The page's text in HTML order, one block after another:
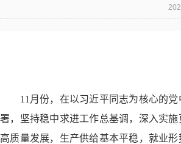
11 月份，在以习近平同志为核心的
署，坚持稳中求进工作总基调，深入实
高质量发展，生产供给基本平稳，就业